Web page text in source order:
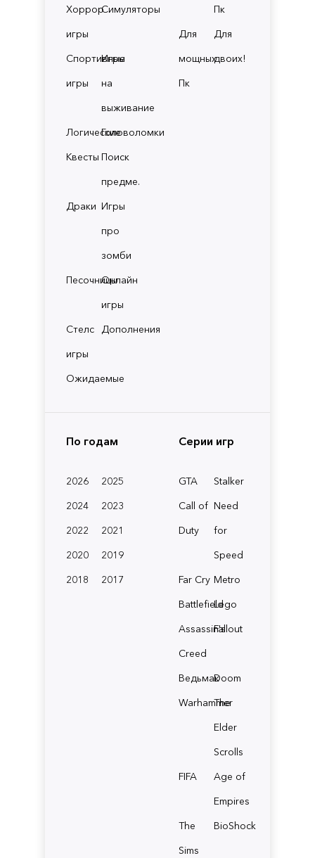
Хоррор
игры
Симуляторы
Спортивные
игры
Игры
на
выживание
ЛогическиеГоловоломки
Квесты Поиск
предме.
Драки Игры
про
зомби
ПесочницыОнлайн
игры
Стелс
игры
Дополнения
Ожидаемые
Пк
Для
мощных
Пк
Для
двоих!
По годам
2026
2025
2024
2023
2022
2021
2020
2019
2018
2017
Серии игр
GTA
Stalker
Call of
Duty
Need
for
Speed
Far Cry Metro
BattlefieldLego
Assassin's
Creed
Fallout
ВедьмакDoom
Warhammer
The
Elder
Scrolls
FIFA
Age of
Empires
The
Sims
BioShock